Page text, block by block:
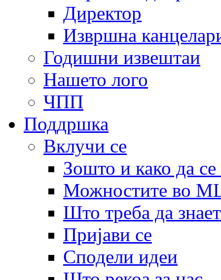
Директор
Извршна
Годишни извештаи
Нашето лого
ЧПП
Поддршка
Вклучи се
Зошто и како да
Можностите во
Што треба да
Пријави се
Сподели идеи